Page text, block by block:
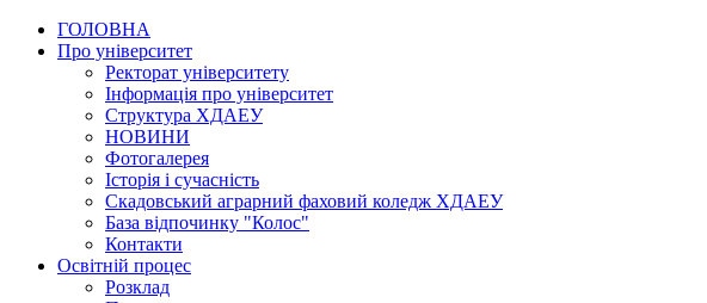
ГОЛОВНА
Про університет
Ректорат університету
Інформація про університет
Структура ХДАЕУ
НОВИНИ
Фотогалерея
Історія і сучасність
Скадовський аграрний фаховий коледж ХДАЕУ
База відпочинку "Колос"
Контакти
Освітній процес
Розклад